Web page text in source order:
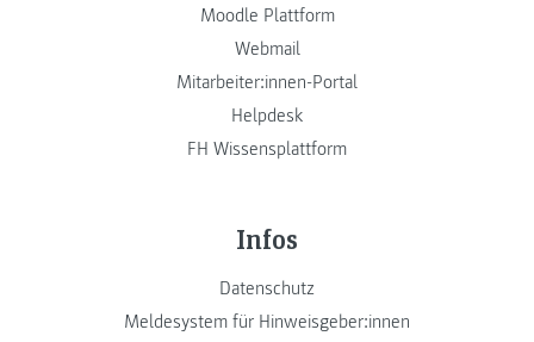
Moodle Plattform
Webmail
Mitarbeiter:innen-Portal
Helpdesk
FH Wissensplattform
Infos
Datenschutz
Meldesystem für Hinweisgeber:innen